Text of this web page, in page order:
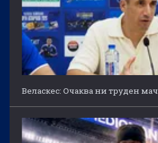
Веласкес: Очаква ни труден мач